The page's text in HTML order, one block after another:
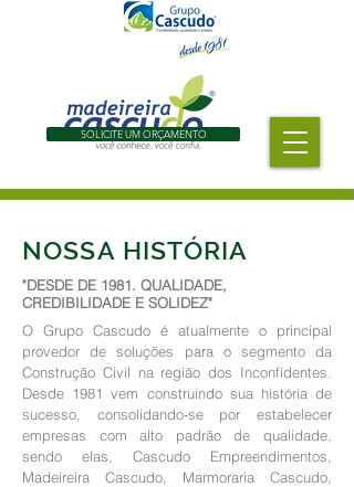
SOLICITE UM ORÇAMENTO
NOSSA HISTÓRIA
"DESDE DE 1981. QUALIDADE,
CREDIBILIDADE E SOLIDEZ"
O Grupo Cascudo é atualmente o principal
provedor de soluções para o segmento da
Construção Civil na região dos Inconfidentes.
Desde 1981 vem construindo sua história de
sucesso, consolidando-se por estabelecer
empresas com alto padrão de qualidade,
sendo elas, Cascudo Empreendimentos,
Madeireira Cascudo, Marmoraria Cascudo,